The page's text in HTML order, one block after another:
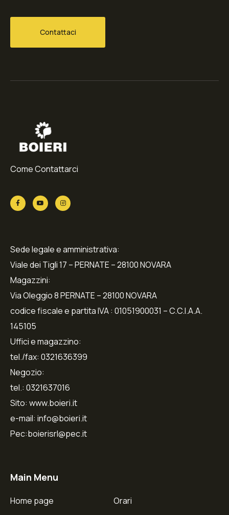
Contattaci
Come Contattarci
Sede legale e amministrativa:
Viale dei Tigli 17 – PERNATE – 28100 NOVARA
Magazzini:
Via Oleggio 8 PERNATE – 28100 NOVARA
codice fiscale e partita IVA : 01051900031 – C.C.I.A.A.
145105
Uffici e magazzino:
tel./fax: 0321636399
Negozio:
tel.: 0321637016
Sito: www.boieri.it
e-mail: info@boieri.it
Pec:boierisrl@pec.it
Main Menu
Home page
Orari